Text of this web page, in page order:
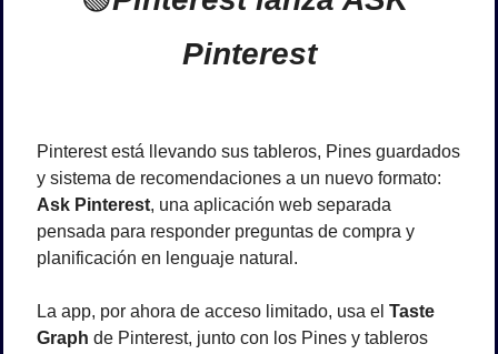
Pinterest
Pinterest está llevando sus tableros, Pines guardados
Ask Pinterest, una aplicación web separada
pensada para responder preguntas de compra y
planificación en lenguaje natural.
La app, por ahora de acceso limitado, usa el Taste
Graph de Pinterest, junto con los Pines y tableros